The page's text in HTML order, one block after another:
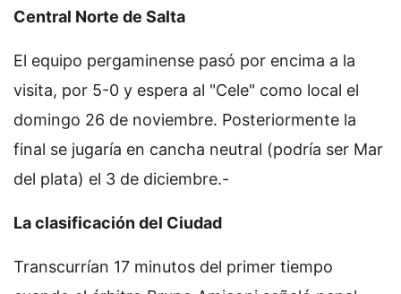
Central Norte de Salta
El equipo pergaminense pasó por encima a la
visita, por 5-0 y espera al "Cele" como local el
domingo 26 de noviembre. Posteriormente la
final se jugaría en cancha neutral (podría ser Mar
del plata) el 3 de diciembre.-
La clasificación del Ciudad
Transcurrían 17 minutos del primer tiempo